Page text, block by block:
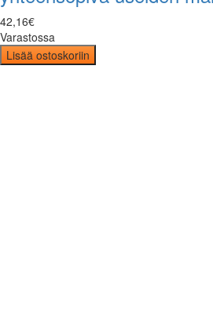
42,16€
Varastossa
Lisää ostoskoriin